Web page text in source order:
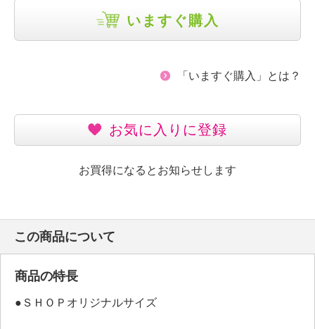
いますぐ購入
「いますぐ購入」とは？
お気に入りに登録
お買得になるとお知らせします
この商品について
商品の特長
●ＳＨＯＰオリジナルサイズ